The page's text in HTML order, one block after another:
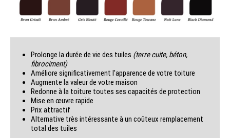
Prolonge la durée de vie des tuiles (terre cuite, béton,
fibrociment)
Améliore significativement l'apparence de votre toiture
Augmente la valeur de votre maison
Redonne à la toiture toutes ses capacités de protection
Mise en œuvre rapide
Prix attractif
Alternative très intéressante à un coûteux remplacement
total des tuiles